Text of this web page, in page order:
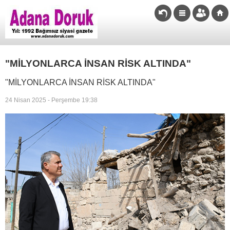
"MİLYONLARCA İNSAN RİSK ALTINDA"
"MİLYONLARCA İNSAN RİSK ALTINDA"
24 Nisan 2025 - Perşembe 19:38